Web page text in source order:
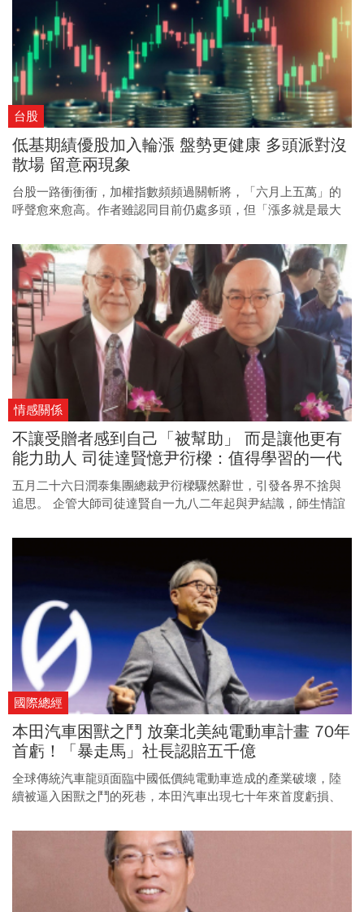
台股
低基期績優股加入輪漲 盤勢更健康 多頭派對沒
散場 留意兩現象
台股一路衝衝衝，加權指數頻頻過關斬將，「六月上五萬」的
呼聲愈來愈高。作者雖認同目前仍處多頭，但「漲多就是最大
情感關係
不讓受贈者感到自己「被幫助」 而是讓他更有
能力助人 司徒達賢憶尹衍樑：值得學習的一代
儒商
五月二十六日潤泰集團總裁尹衍樑驟然辭世，引發各界不捨與
追思。 企管大師司徒達賢自一九八二年起與尹結識，師生情誼
國際總經
本田汽車困獸之鬥 放棄北美純電動車計畫 70年
首虧！「暴走馬」社長認賠五千億
全球傳統汽車龍頭面臨中國低價純電動車造成的產業破壞，陸
續被逼入困獸之鬥的死巷，本田汽車出現七十年來首度虧損、